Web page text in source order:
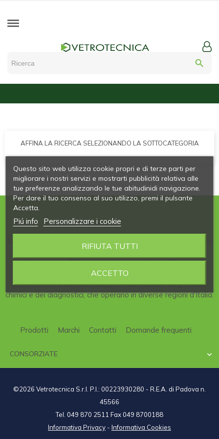
search
AFFINA LA RICERCA SELEZIONANDO LA SOTTOCATEGORIA
Distribuzione di articoli per Laboratori
Al consorzio CDL partecipano aziende qualificate,
specializzate nel campo della strumentazione scientifica,
delle vetrerie e dei materiali per il laboratorio, dei prodotti
chimici e dei diagnostici, che operano in diverse regioni d'Italia.
Prodotti Marchi Contatti Domande frequenti
CONSORZIATE 
Questo sito web utilizza cookie propri e di terze parti per
migliorare i nostri servizi e mostrarti pubblicità relativa alle
tue preferenze analizzando le tue abitudinidi navigazione.
Per dare il tuo consenso al suo utilizzo, premi il pulsante
Accetta.
Piú info Personalizzare i cookie
RIFIUTA TUTTI
ACCETTO
©2026 Vetrotecnica S.r.l. P.I.: 00223930280 - R.E.A. di Padova n.
45566
Tel. 049 870 2511 Fax 049 8700188
Informativa Privacy - Informativa Cookies